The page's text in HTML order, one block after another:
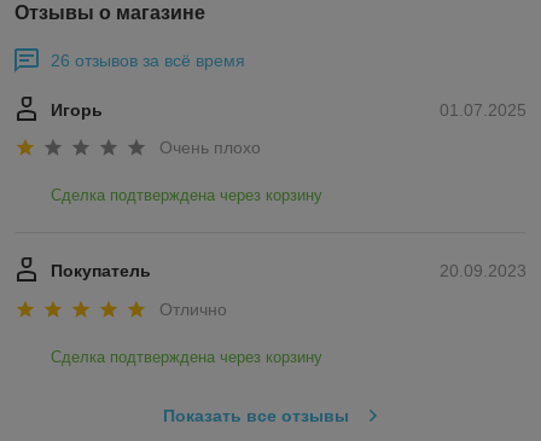
Отзывы о магазине
26 отзывов за всё время
01.07.2025
Игорь
Очень плохо
Сделка подтверждена через корзину
20.09.2023
Покупатель
Отлично
Сделка подтверждена через корзину
Показать все отзывы